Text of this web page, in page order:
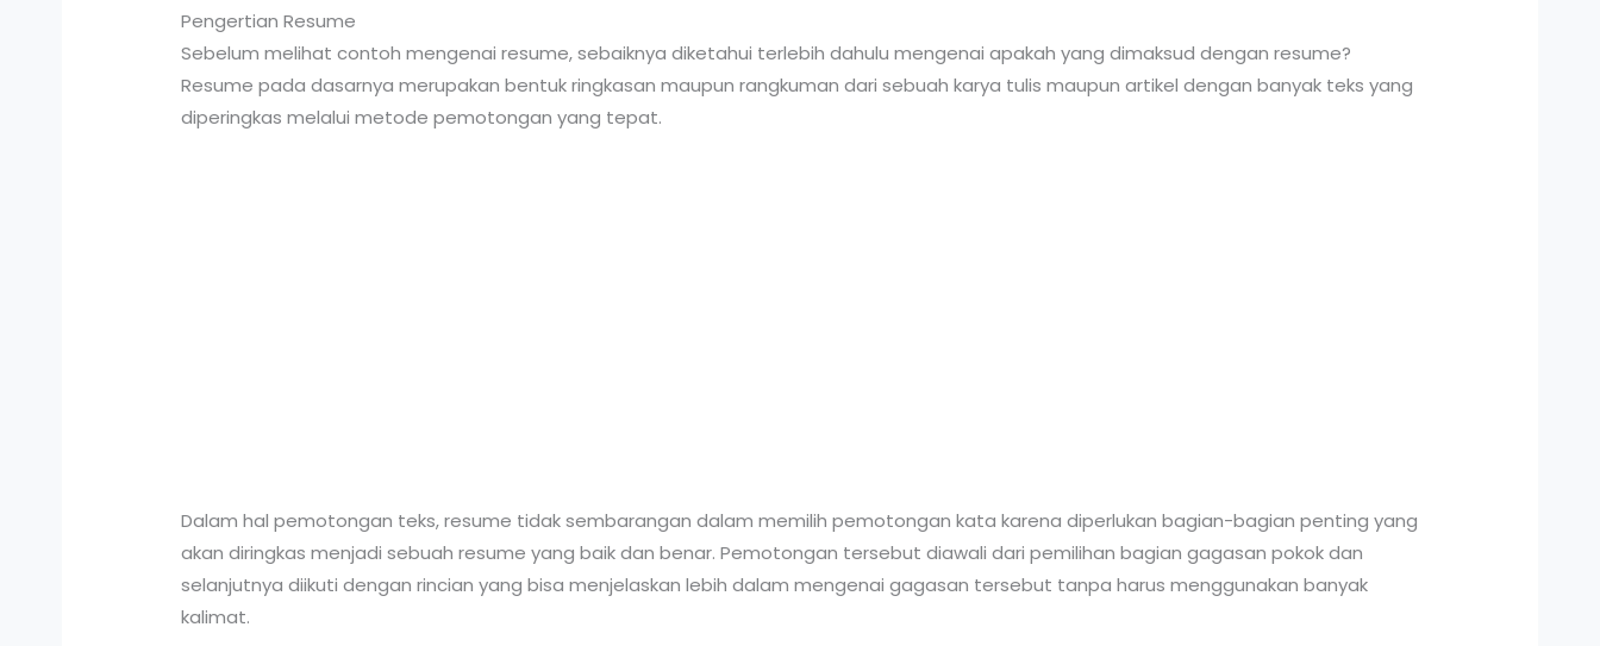
Pengertian Resume
Sebelum melihat contoh mengenai resume, sebaiknya diketahui terlebih dahulu mengenai apakah yang dimaksud dengan resume?
Resume pada dasarnya merupakan bentuk ringkasan maupun rangkuman dari sebuah karya tulis maupun artikel dengan banyak teks yang
diperingkas melalui metode pemotongan yang tepat.
Dalam hal pemotongan teks, resume tidak sembarangan dalam memilih pemotongan kata karena diperlukan bagian-bagian penting yang
akan diringkas menjadi sebuah resume yang baik dan benar. Pemotongan tersebut diawali dari pemilihan bagian gagasan pokok dan
selanjutnya diikuti dengan rincian yang bisa menjelaskan lebih dalam mengenai gagasan tersebut tanpa harus menggunakan banyak
kalimat.